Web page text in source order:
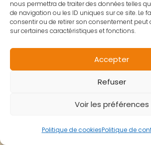
nous permettra de traiter des données telles
de navigation ou les ID uniques sur ce site. Le
consentir ou de retirer son consentement peut
sur certaines caractéristiques et fonctions.
Accepter
Refuser
Voir les préférences
Politique de cookiesPolitique de
CHAINE VELO
SHIMANO 6/
CN-HG40 116